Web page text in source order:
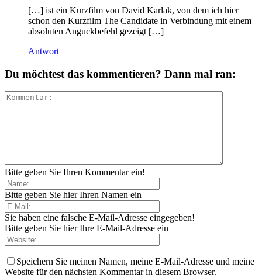
[…] ist ein Kurzfilm von David Karlak, von dem ich hier
schon den Kurzfilm The Candidate in Verbindung mit einem
absoluten Anguckbefehl gezeigt […]
Antwort
Du möchtest das kommentieren? Dann mal ran:
Bitte geben Sie Ihren Kommentar ein!
Bitte geben Sie hier Ihren Namen ein
Sie haben eine falsche E-Mail-Adresse eingegeben!
Bitte geben Sie hier Ihre E-Mail-Adresse ein
Speichern Sie meinen Namen, meine E-Mail-Adresse und meine
Website für den nächsten Kommentar in diesem Browser.